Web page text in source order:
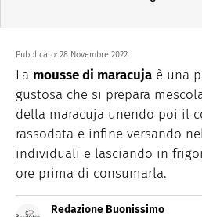
Pubblicato: 28 Novembre 2022
La mousse di maracuja è una
gustosa che si prepara
della maracuja unendo poi il
rassodata e infine versando
individuali e lasciando in
ore prima di consumarla.
Redazione Buonissimo